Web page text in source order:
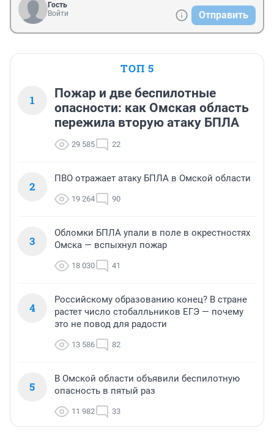
Гость
Войти
Отправить
ТОП 5
1
Пожар и две беспилотные
опасности: как Омская область
пережила вторую атаку БПЛА
29 585 22
2
ПВО отражает атаку БПЛА в Омской области
19 264 90
3
Обломки БПЛА упали в поле в окрестностях
Омска — вспыхнул пожар
18 030 41
4
Российскому образованию конец? В стране
растет число стобалльников ЕГЭ — почему
это не повод для радости
13 586 82
5
В Омской области объявили беспилотную
опасность в пятый раз
11 982 33